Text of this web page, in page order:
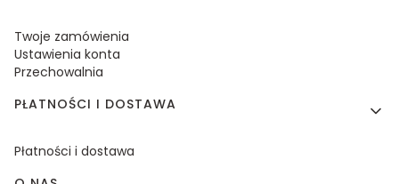
Twoje zamówienia
Ustawienia konta
Przechowalnia
PŁATNOŚCI I DOSTAWA
Płatności i dostawa